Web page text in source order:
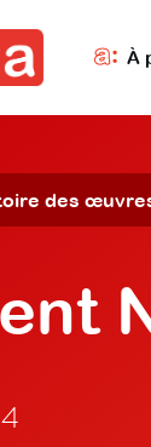
À
des